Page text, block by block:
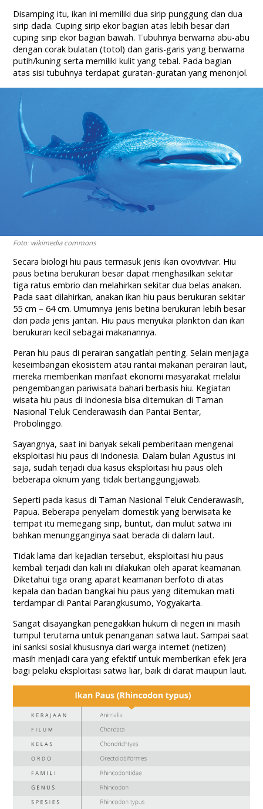
Disamping itu, ikan ini memiliki dua sirip punggung dan dua
sirip dada. Cuping sirip ekor bagian atas lebih besar dari
cuping sirip ekor bagian bawah. Tubuhnya berwarna abu-abu
dengan corak bulatan (totol) dan garis-garis yang berwarna
putih/kuning serta memiliki kulit yang tebal. Pada bagian
atas sisi tubuhnya terdapat guratan-guratan yang menonjol.
Foto: wikimedia commons
Secara biologi hiu paus termasuk jenis ikan ovovivivar. Hiu
paus betina berukuran besar dapat menghasilkan sekitar
tiga ratus embrio dan melahirkan sekitar dua belas anakan.
Pada saat dilahirkan, anakan ikan hiu paus berukuran sekitar
55 cm – 64 cm. Umumnya jenis betina berukuran lebih besar
dari pada jenis jantan. Hiu paus menyukai plankton dan ikan
berukuran kecil sebagai makanannya.
Peran hiu paus di perairan sangatlah penting. Selain menjaga
keseimbangan ekosistem atau rantai makanan perairan laut,
mereka memberikan manfaat ekonomi masyarakat melalui
pengembangan pariwisata bahari berbasis hiu. Kegiatan
wisata hiu paus di Indonesia bisa ditemukan di Taman
Nasional Teluk Cenderawasih dan Pantai Bentar,
Probolinggo.
Sayangnya, saat ini banyak sekali pemberitaan mengenai
eksploitasi hiu paus di Indonesia. Dalam bulan Agustus ini
saja, sudah terjadi dua kasus eksploitasi hiu paus oleh
beberapa oknum yang tidak bertanggungjawab.
Seperti pada kasus di Taman Nasional Teluk Cenderawasih,
Papua. Beberapa penyelam domestik yang berwisata ke
tempat itu memegang sirip, buntut, dan mulut satwa ini
bahkan menungganginya saat berada di dalam laut.
Tidak lama dari kejadian tersebut, eksploitasi hiu paus
kembali terjadi dan kali ini dilakukan oleh aparat keamanan.
Diketahui tiga orang aparat keamanan berfoto di atas
kepala dan badan bangkai hiu paus yang ditemukan mati
terdampar di Pantai Parangkusumo, Yogyakarta.
Sangat disayangkan penegakkan hukum di negeri ini masih
tumpul terutama untuk penanganan satwa laut. Sampai saat
ini sanksi sosial khususnya dari warga internet (netizen)
masih menjadi cara yang efektif untuk memberikan efek jera
bagi pelaku eksploitasi satwa liar, baik di darat maupun laut.